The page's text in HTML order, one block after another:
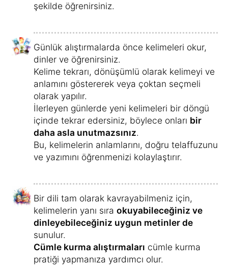
şekilde öğrenirsiniz.
Günlük alıştırmalarda önce kelimeleri okur,
dinler ve öğrenirsiniz.
Kelime tekrarı, dönüşümlü olarak kelimeyi ve
anlamını göstererek veya çoktan seçmeli
olarak yapılır.
İlerleyen günlerde yeni kelimeleri bir döngü
içinde tekrar edersiniz, böylece onları bir
daha asla unutmazsınız.
Bu, kelimelerin anlamlarını, doğru telaffuzunu
ve yazımını öğrenmenizi kolaylaştırır.
Bir dili tam olarak kavrayabilmeniz için,
kelimelerin yanı sıra okuyabileceğiniz ve
dinleyebileceğiniz uygun metinler de
sunulur.
Cümle kurma alıştırmaları cümle kurma
pratiği yapmanıza yardımcı olur.